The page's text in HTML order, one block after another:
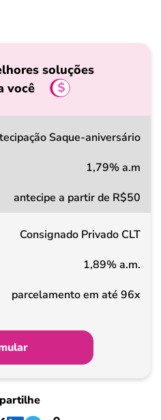
soluções
você
Saque-aniversário
1,79% a.m
antecipe a partir de R$50
Consignado Privado CLT
1,89% a.m.
parcelamento em até 96x